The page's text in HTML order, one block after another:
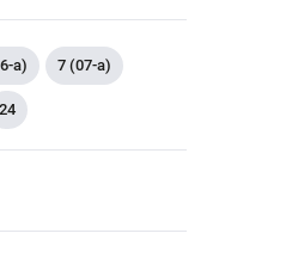
a) 7 (07-a)
24